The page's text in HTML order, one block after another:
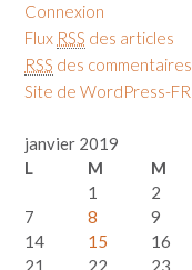
Connexion
Flux RSS des articles
RSS des commentaires
Site de WordPress-FR
janvier 2019
L
M M
1
2
7
8 9
14
15 16
21
22 23